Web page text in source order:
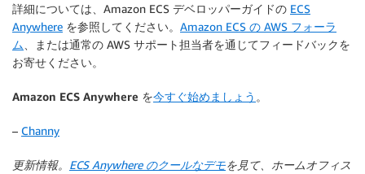
詳細については、Amazon ECS デベロッパーガイドの ECS
Anywhere を参照してください。 Amazon ECS の AWS フォーラ
ム 、または通常の AWS サポート担当者を通じてフィードバックを
お寄せください。
Amazon ECS Anywhere を今すぐ始めましょう 。
– Channy
更新情報。 ECS Anywhere のクールなデモを見て、ホームオフィス